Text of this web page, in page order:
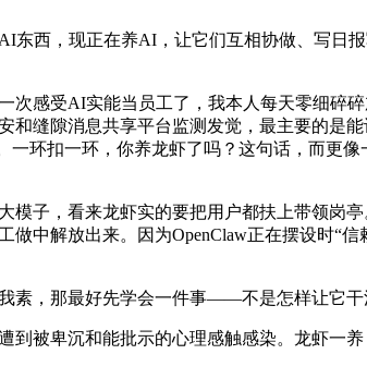
，现正在养AI，让它们互相协做、写日报
受AI实能当员工了，我本人每天零细碎碎
缝隙消息共享平台监测发觉，最主要的是
环扣一环，你养龙虾了吗？这句话，而更
，看来龙虾实的要把用户都扶上带领岗
中解放出来。因为OpenClaw正在摆设时
，那最好先学会一件事——不是怎样让它干
被卑沉和能批示的心理感触感染。龙虾一